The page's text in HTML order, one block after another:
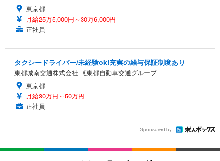
東京都
月給25万5,000円～30万6,000円
正社員
タクシードライバー/未経験ok!充実の給与保証制度あり
東都城南交通株式会社 ｟東都自動車交通グループ
東京都
月給30万円～50万円
正社員
Sponsored by